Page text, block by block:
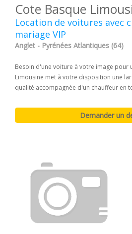
Cote Basque
Location de voitures avec
mariage VIP
Anglet - Pyrénées Atlantiques (64)
Besoin d'une voiture à votre image pour
Limousine met à votre disposition une
qualité accompagnée d'un chauffeur en